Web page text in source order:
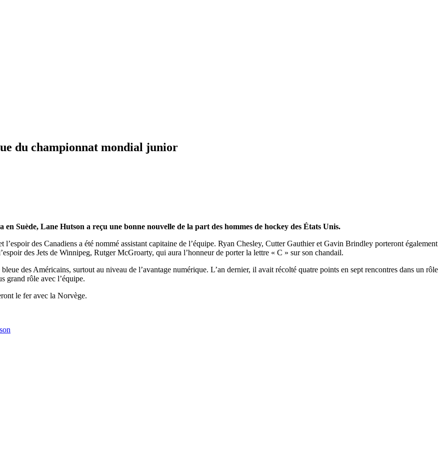
du championnat mondial junior
Suède, Lane Hutson a reçu une bonne nouvelle de la part des hommes de hockey des États Unis.
des Canadiens a été nommé assistant capitaine de l’équipe. Ryan Chesley, Cutter Gauthier et Gavin Brindley porteront également
des Jets de Winnipeg, Rutger McGroarty, qui aura l’honneur de porter la lettre « C » sur son chandail.
des Américains, surtout au niveau de l’avantage numérique. L’an dernier, il avait récolté quatre points en sept rencontres dans un rôle
grand rôle avec l’équipe.
le fer avec la Norvège.